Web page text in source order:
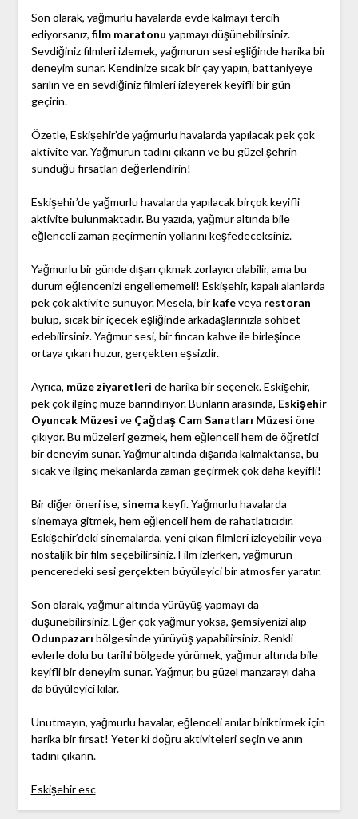
Son olarak, yağmurlu havalarda evde kalmayı tercih
ediyorsanız, film maratonu yapmayı düşünebilirsiniz.
Sevdiğiniz filmleri izlemek, yağmurun sesi eşliğinde harika bir
deneyim sunar. Kendinize sıcak bir çay yapın, battaniyeye
sarılın ve en sevdiğiniz filmleri izleyerek keyifli bir gün
geçirin.
Özetle, Eskişehir’de yağmurlu havalarda yapılacak pek çok
aktivite var. Yağmurun tadını çıkarın ve bu güzel şehrin
sunduğu fırsatları değerlendirin!
Eskişehir’de yağmurlu havalarda yapılacak birçok keyifli
aktivite bulunmaktadır. Bu yazıda, yağmur altında bile
eğlenceli zaman geçirmenin yollarını keşfedeceksiniz.
Yağmurlu bir günde dışarı çıkmak zorlayıcı olabilir, ama bu
durum eğlencenizi engellememeli! Eskişehir, kapalı alanlarda
pek çok aktivite sunuyor. Mesela, bir kafeveya restoran
bulup, sıcak bir içecek eşliğinde arkadaşlarınızla sohbet
edebilirsiniz. Yağmur sesi, bir fincan kahve ile birleşince
ortaya çıkan huzur, gerçekten eşsizdir.
Ayrıca, müze ziyaretleri de harika bir seçenek. Eskişehir,
pek çok ilginç müze barındırıyor. Bunların arasında, Eskişehir
Oyuncak Müzesi ve Çağdaş Cam Sanatları Müzesi öne
çıkıyor. Bu müzeleri gezmek, hem eğlenceli hem de öğretici
bir deneyim sunar. Yağmur altında dışarıda kalmaktansa, bu
sıcak ve ilginç mekanlarda zaman geçirmek çok daha keyifli!
Bir diğer öneri ise, sinema keyfi. Yağmurlu havalarda
sinemaya gitmek, hem eğlenceli hem de rahatlatıcıdır.
Eskişehir’deki sinemalarda, yeni çıkan filmleri izleyebilir veya
nostaljik bir film seçebilirsiniz. Film izlerken, yağmurun
penceredeki sesi gerçekten büyüleyici bir atmosfer yaratır.
Son olarak, yağmur altında yürüyüş yapmayı da
düşünebilirsiniz. Eğer çok yağmur yoksa, şemsiyenizi alıp
Odunpazarı bölgesinde yürüyüş yapabilirsiniz. Renkli
evlerle dolu bu tarihi bölgede yürümek, yağmur altında bile
keyifli bir deneyim sunar. Yağmur, bu güzel manzarayı daha
da büyüleyici kılar.
Unutmayın, yağmurlu havalar, eğlenceli anılar biriktirmek için
harika bir fırsat! Yeter ki doğru aktiviteleri seçin ve anın
tadını çıkarın.
Eskişehir esc